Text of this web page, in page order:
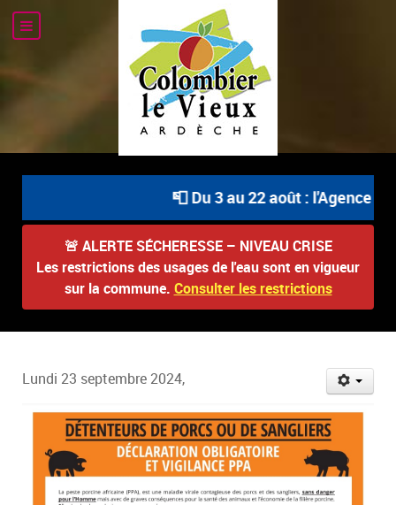
📮 Du 3 au 22 août : l'Agence
🚨 ALERTE SÉCHERESSE – NIVEAU CRISE
Les restrictions des usages de l'eau sont en vigueur
sur la commune. Consulter les restrictions
Lundi 23 septembre 2024,